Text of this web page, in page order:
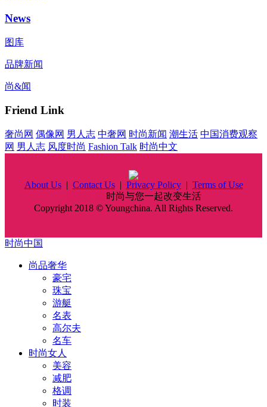
News
图库
品牌新闻
尚&闻
Friend Link
奢尚网 偶像网 男人志 中奢网 时尚新闻 潮生活 中国消费观察
网 男人志 风度时尚 Fashion Talk 时尚中文
About Us| Contact Us| Privacy Policy| Terms of Use
时尚与您一起改变生活
Copyright 2018 © Youngchina. All Rights Reserved.
时尚中国
尚品奢华
豪宅
珠宝
游艇
名表
高尔夫
名车
时尚女人
美容
减肥
格调
时装